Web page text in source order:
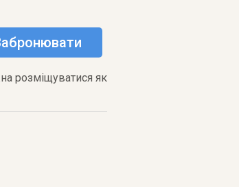
розміщуватися як